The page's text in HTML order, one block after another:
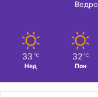
Ведро
33 ℃
Нед
32 ℃
Пон